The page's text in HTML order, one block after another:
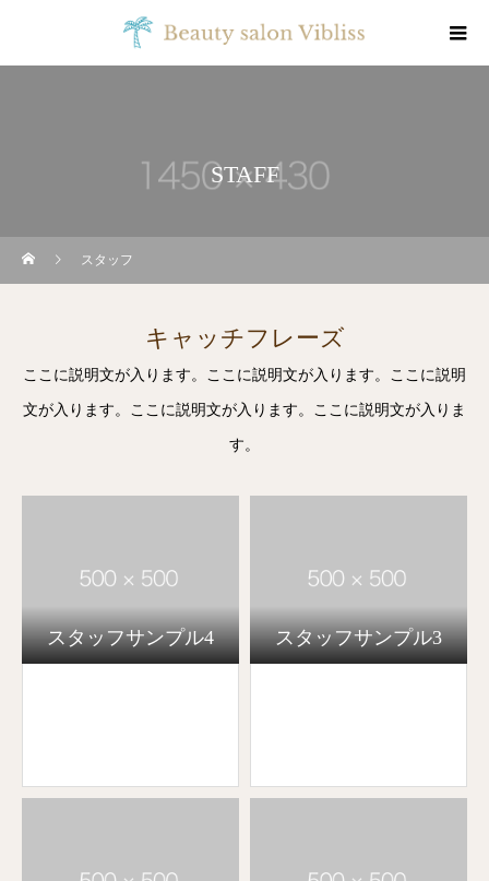
STAFF
スタッフ
キャッチフレーズ
ここに説明文が入ります。ここに説明文が入ります。ここに説明
文が入ります。ここに説明文が入ります。ここに説明文が入りま
す。
スタッフサンプル4 スタッフサンプル3